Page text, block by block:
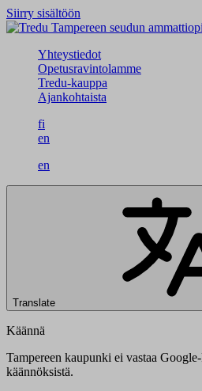
Siirry sisältöön
Yhteystiedot
Opetusravintolamme
Tredu-kauppa
Ajankohtaista
fi
en
en
Translate
Käännä
Tampereen kaupunki ei vastaa
käännöksistä.